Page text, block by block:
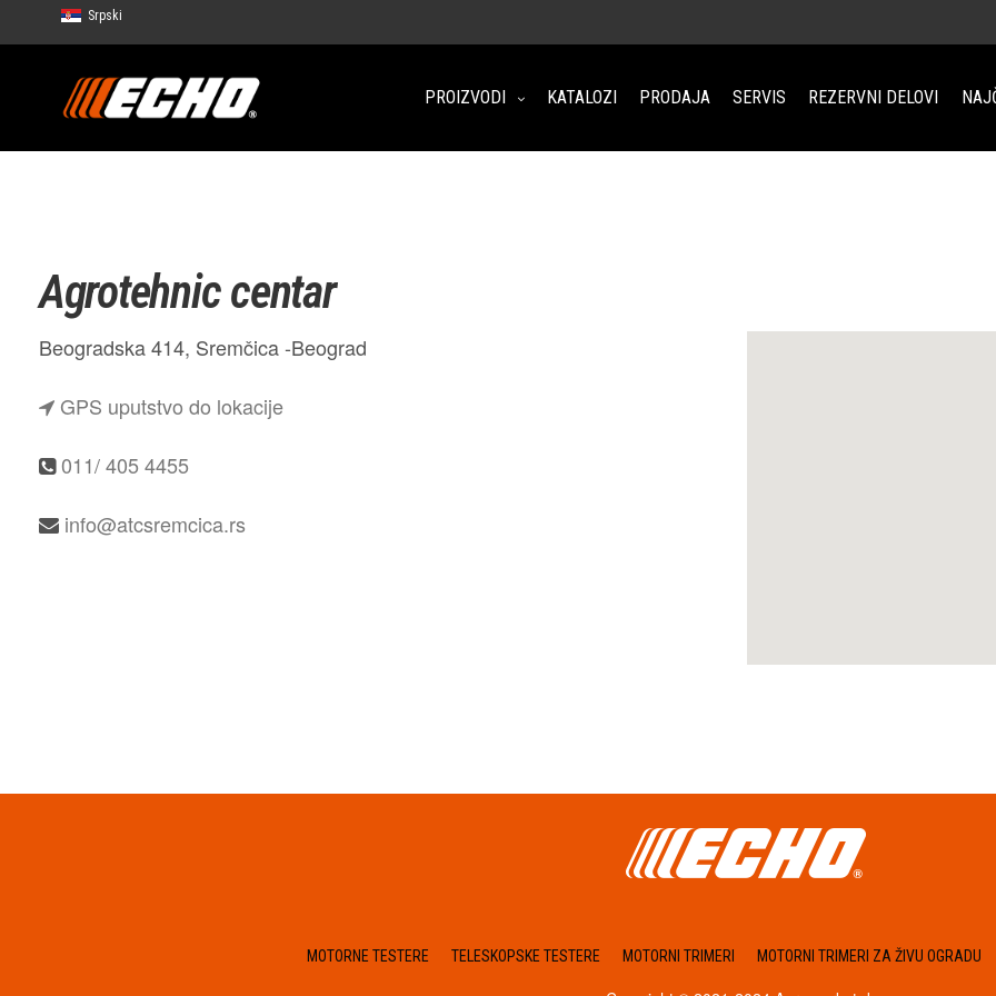
Srpski
[lng]
PROIZVODI KATALOZI PRODAJA SERVIS REZERVNI DELOVI
Agrotehnic centar
Beogradska 414, Sremčica -Beograd
GPS uputstvo do lokacije
011/ 405 4455
info@atcsremcica.rs
MOTORNE TESTERE TELESKOPSKE TESTERE MOTORNI TRIMERI MOTORNI TRIMERI ZA ŽIVU OGRADU